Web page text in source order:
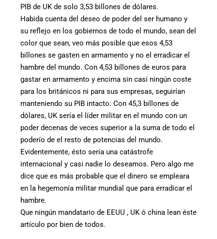
PIB de UK de solo 3,53 billones de dólares.
Habida cuenta del deseo de poder del ser humano y
su reflejo en los gobiernos de todo el mundo, sean del
color que sean, veo más posible que esos 4,53
billones se gasten en armamento y no el erradicar el
hambre del mundo. Con 4,53 billones de euros para
gastar en armamento y encima sin casi ningún coste
para los británicos ni para sus empresas, seguirían
manteniendo su PIB intacto. Con 45,3 billones de
dólares, UK sería el líder militar en el mundo con un
poder decenas de veces superior a la suma de todo el
poderío de el resto de potencias del mundo.
Evidentemente, ésto sería una catástrofe
internacional y casi nadie lo deseamos. Pero algo me
dice que es más probable que el dinero se empleara
en la hegemonía militar mundial que para erradicar el
hambre.
Que ningún mandatario de EEUU , UK ó china lean éste
artículo por bien de todos.